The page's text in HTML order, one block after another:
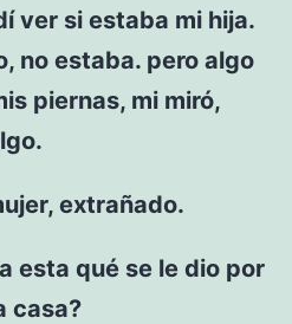
ver si estaba mi hija.
no estaba. pero algo
piernas, mi miró,
extrañado.
esta qué se le dio por
casa?